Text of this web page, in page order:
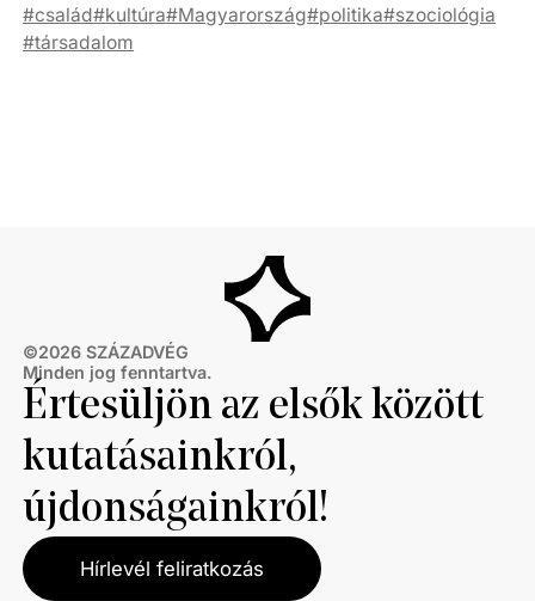
család kultúra Magyarország politika szociológia
társadalom
©2026 SZÁZADVÉG
Minden jog fenntartva.
Értesüljön az elsők között
kutatásainkról,
újdonságainkról!
Hírlevél feliratkozás